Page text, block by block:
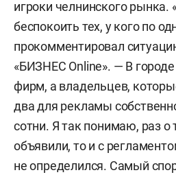
игроки челнинского рынка.
беспокоить тех, у кого по
прокомментировал
«БИЗНЕС Online». — В
фирм, а владельцев,
два для рекламы
сотни. Я так понимаю, раз о
объявили, то и с
не определился. Самый